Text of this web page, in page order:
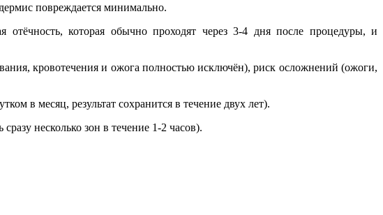
повреждается минимально.
которая обычно проходят через 3-4 дня после процедуры, и
кровотечения и ожога полностью исключён), риск осложнений (ожоги,
в месяц, результат сохранится в течение двух лет).
несколько зон в течение 1-2 часов).